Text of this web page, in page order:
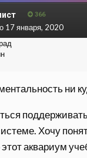
366
17 января, 2020
ни
Хочу
этот аквариум